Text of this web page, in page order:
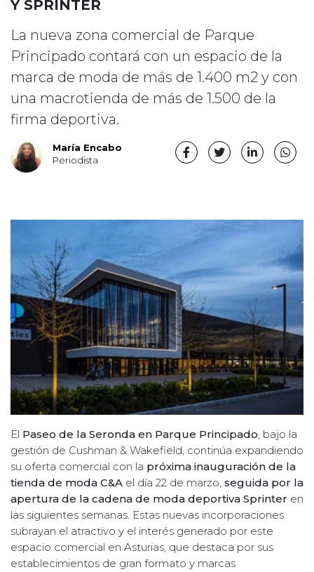
Y SPRINTER
La nueva zona comercial de Parque
Principado contará con un espacio de la
marca de moda de más de 1.400 m2 y con
una macrotienda de más de 1.500 de la
firma deportiva.
María Encabo
Periodista
El Paseo de la Seronda en Parque Principado, bajo la
gestión de Cushman & Wakefield, continúa expandiendo
su oferta comercial con la próxima inauguración de la
tienda de moda C&A el día 22 de marzo, seguida por la
apertura de la cadena de moda deportiva Sprinter en
las siguientes semanas. Estas nuevas incorporaciones
subrayan el atractivo y el interés generado por este
espacio comercial en Asturias, que destaca por sus
establecimientos de gran formato y marcas